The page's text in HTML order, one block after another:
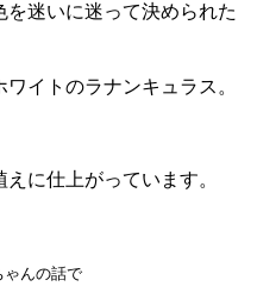
迷いに迷って決められた
イトのラナンキュラス。
に仕上がっています。
ゃんの話で